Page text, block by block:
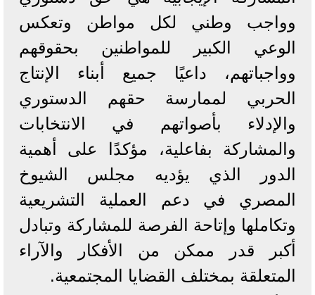
وواجب وطني لكل مواطن وتعكس
الوعي الكبير للمواطنين بحقوقهم
وواجباتهم، داعيًا جميع أبناء الإنتاج
الحربي لممارسة حقهم الدستوري
والإدلاء بأصواتهم في الانتخابات
والمشاركة بفاعلية، مؤكدًا على أهمية
الدور الذي يؤديه مجلس الشيوخ
المصري في دعم العملية التشريعية
وتكاملها وإتاحة الفرصة للمشاركة وتبادل
أكبر قدر ممكن من الأفكار والآراء
المتعلقة بمختلف القضايا المجتمعية.